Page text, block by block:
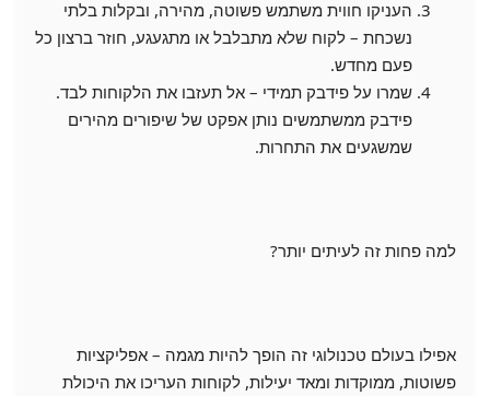
העניקו חווית משתמש פשוטה, מהירה, ובקלות בלתי
נשכחת – לקוח שלא מתבלבל או מתגעגע, חוזר ברצון כל
פעם מחדש.
שמרו על פידבק תמידי – אל תעזבו את הלקוחות לבד.
פידבק ממשתמשים נותן אפקט של שיפורים מהירים
שמשגעים את התחרות.
למה פחות זה לעיתים יותר?
אפילו בעולם טכנולוגי זה הופך להיות מגמה – אפליקציות
פשוטות, ממוקדות ומאד יעילות, לקוחות העריכו את היכולת